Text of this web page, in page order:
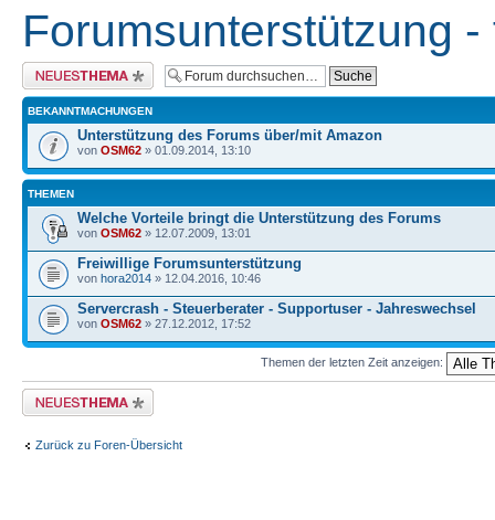
Forumsunterstützung
Neues Thema erstellen
BEKANNTMACHUNGEN
Unterstützung des Forums über/mit Amazon
von OSM62 » 01.09.2014, 13:10
THEMEN
Welche Vorteile bringt die Unterstützung des Forums
von OSM62 » 12.07.2009, 13:01
Freiwillige Forumsunterstützung
von hora2014 » 12.04.2016, 10:46
Servercrash - Steuerberater - Supportuser - Jahreswechsel
von OSM62 » 27.12.2012, 17:52
Themen der letzten Zeit anzeigen:
Neues Thema erstellen
Zurück zu Foren-Übersicht